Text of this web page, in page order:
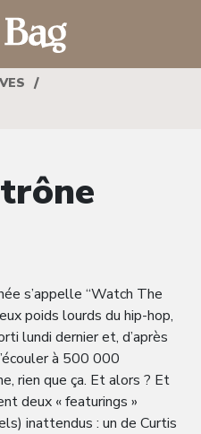
/
s’appelle “Watch The
poids lourds du hip-hop,
lundi dernier et, d’après
à 500 000
rien que ça. Et alors ? Et
deux « featurings »
inattendus : un de Curtis